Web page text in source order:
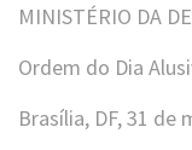
MINISTÉRIO DA
Ordem do Dia
Brasília, DF, 31 de